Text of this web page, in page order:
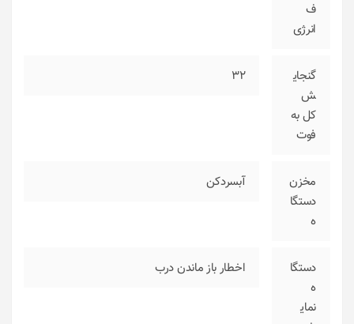
ف
انرژی
گنجای
ش
کل به
فوت
32
مخزن
دستگا
آبسردکن
دستگا
نمای
اخطار باز ماندن درب